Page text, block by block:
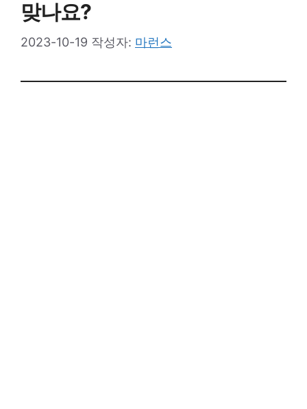
맞나요?
2023-10-19 작성자: 마런스